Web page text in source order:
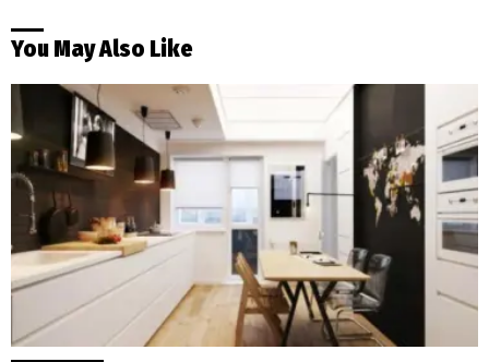
You May Also Like